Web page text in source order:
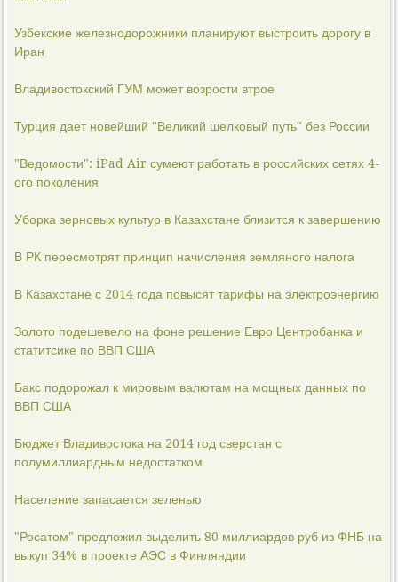
Узбекские железнодорожники планируют выстроить дорогу в
Иран
Владивостокский ГУМ может возрости втрое
Турция дает новейший "Великий шелковый путь" без России
"Ведомости": iPad Air сумеют работать в российских сетях 4-
ого поколения
Уборка зерновых культур в Казахстане близится к завершению
В РК пересмотрят принцип начисления земляного налога
В Казахстане с 2014 года повысят тарифы на электроэнергию
Золото подешевело на фоне решение Евро Центробанка и
статитсике по ВВП США
Бакс подорожал к мировым валютам на мощных данных по
ВВП США
Бюджет Владивостока на 2014 год сверстан с
полумиллиардным недостатком
Население запасается зеленью
"Росатом" предложил выделить 80 миллиардов руб из ФНБ на
выкуп 34% в проекте АЭС в Финляндии